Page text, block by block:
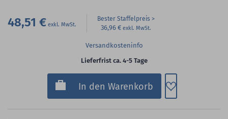
48,51 € Bester Staffelpreis
36,96 €
Versandkosteninfo
Lieferfrist ca. 4-5 Tage
In den Warenkorb Zum